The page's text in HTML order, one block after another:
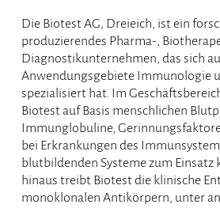
Die Biotest AG, Dreieich, ist ein
produzierendes Pharma-,
Diagnostikunternehmen, das sich
Anwendungsgebiete Immunologie
spezialisiert hat. Im
Biotest auf Basis menschlichen
Immunglobuline,
bei Erkrankungen des
blutbildenden Systeme zum
hinaus treibt Biotest die klinische
monoklonalen Antikörpern, unter